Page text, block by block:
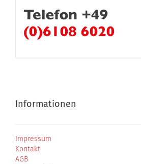
Informationen
Impressum
Kontakt
AGB